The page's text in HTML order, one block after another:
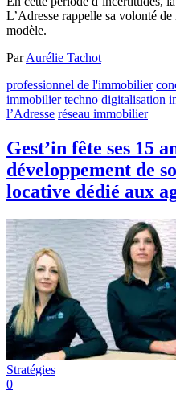
L’Adresse rappelle sa volonté
modèle.
ParAurélie Tachot
professionnel de l'immobilier
immobilier techno digitalisation
l’Adresse réseau immobilier
Gest’in fête ses 15
développement de
locative dédié aux
Stratégies
0